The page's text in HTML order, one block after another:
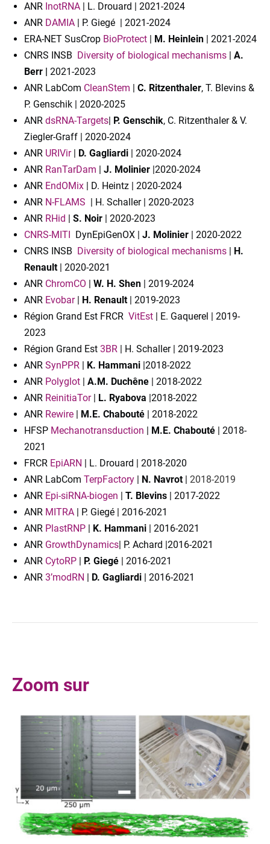
ANR InotRNA | L. Drouard | 2021-2024
ANR DAMIA | P. Giegé | 2021-2024
ERA-NET SusCrop BioProtect | M. Heinlein | 2021-2024
CNRS INSB Diversity of biological mechanisms | A.
Berr | 2021-2023
ANR LabCom CleanStem | C. Ritzenthaler, T. Blevins &
P. Genschik | 2020-2025
ANR dsRNA-Targets| P. Genschik, C. Ritzenthaler & V.
Ziegler-Graff | 2020-2024
ANR URIVir| D. Gagliardi | 2020-2024
ANR RanTarDam | J. Molinier |2020-2024
ANR EndOMix | D. Heintz | 2020-2024
ANR N-FLAMS | H. Schaller | 2020-2023
ANR RHid | S. Noir | 2020-2023
CNRS-MITI DynEpiGenOX | J. Molinier | 2020-2022
CNRS INSB Diversity of biological mechanisms | H.
Renault| 2020-2021
ANR ChromCO | W. H. Shen | 2019-2024
ANR Evobar| H. Renault| 2019-2023
Région Grand Est FRCR VitEst | E. Gaquerel | 2019-
2023
Région Grand Est 3BR | H. Schaller | 2019-2023
ANR SynPPR | K. Hammani |2018-2022
ANR Polyglot | A.M. Duchêne | 2018-2022
ANR ReinitiaTor| L. Ryabova |2018-2022
ANR Rewire | M.E. Chabouté | 2018-2022
HFSP Mechanotransduction | M.E. Chabouté | 2018-
2021
FRCR EpiARN | L. Drouard | 2018-2020
ANR LabCom TerpFactory | N. Navrot| 2018-2019
ANR Epi-siRNA-biogen | T. Blevins | 2017-2022
ANR MITRA | P. Giegé | 2016-2021
ANR PlastRNP | K. Hammani | 2016-2021
ANR GrowthDynamics| P. Achard |2016-2021
ANR CytoRP | P. Giegé | 2016-2021
ANR 3’modRN | D. Gagliardi | 2016-2021
Zoom sur